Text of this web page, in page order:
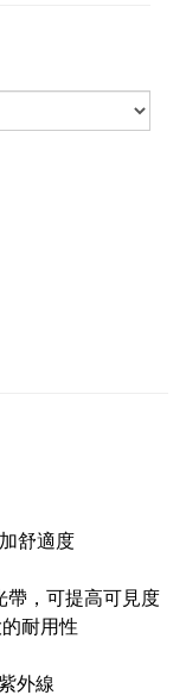
舒適度
帶，可提高可見度
耐用性
外線